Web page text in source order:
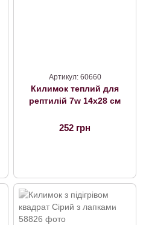
Артикул: 60660
Килимок теплий для
рептилій 7w 14х28 см
252 грн